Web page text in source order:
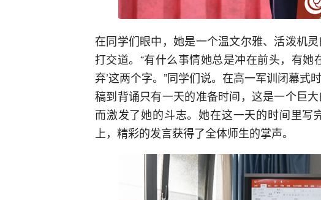
在同学们眼中，她是一个温文尔雅、活泼机
打交道。“有什么事情她总是冲在前头，有她
弃’这两个字。”同学们说。在高一军训闭幕式
稿到背诵只有一天的准备时间，这是一个巨
而激发了她的斗志。她在这一天的时间里
上，精彩的发言获得了全体师生的掌声。